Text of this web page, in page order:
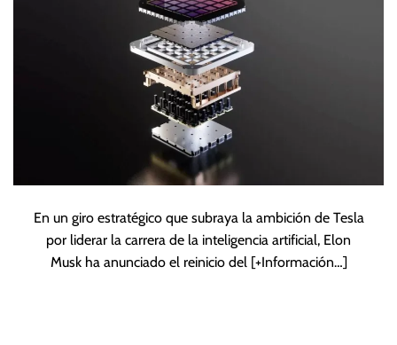
En un giro estratégico que subraya la ambición de Tesla
por liderar la carrera de la inteligencia artificial, Elon
Musk ha anunciado el reinicio del [+Información…]